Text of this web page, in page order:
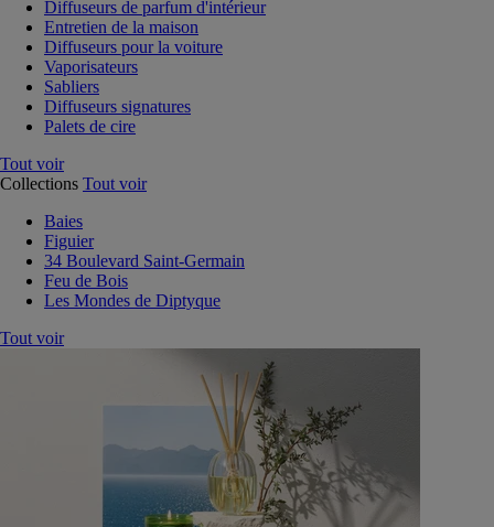
Diffuseurs de parfum d'intérieur
Entretien de la maison
Diffuseurs pour la voiture
Vaporisateurs
Sabliers
Diffuseurs signatures
Palets de cire
Tout voir
Collections Tout voir
Baies
Figuier
34 Boulevard Saint-Germain
Feu de Bois
Les Mondes de Diptyque
Tout voir